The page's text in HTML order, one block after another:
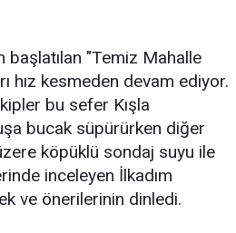
başlatılan "Temiz Mahalle
hız kesmeden devam ediyor.
bu sefer Kışla
bucak süpürürken diğer
köpüklü sondaj suyu ile
inceleyen İlkadım
ve önerilerinin dinledi.